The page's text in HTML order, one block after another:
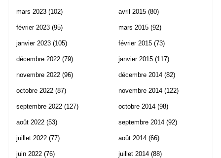
mars 2023 (102)
février 2023 (95)
janvier 2023 (105)
décembre 2022 (79)
novembre 2022 (96)
octobre 2022 (87)
septembre 2022 (127)
août 2022 (53)
juillet 2022 (77)
juin 2022 (76)
avril 2015 (80)
mars 2015 (92)
février 2015 (73)
janvier 2015 (117)
décembre 2014 (82)
novembre 2014 (122)
octobre 2014 (98)
septembre 2014 (92)
août 2014 (66)
juillet 2014 (88)